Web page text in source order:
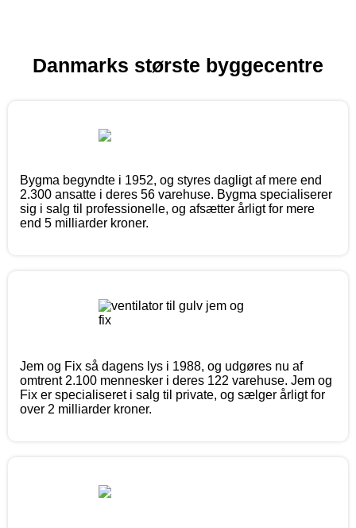
Danmarks største byggecentre
Bygma begyndte i 1952, og styres dagligt af mere end
2.300 ansatte i deres 56 varehuse. Bygma specialiserer
sig i salg til professionelle, og afsætter årligt for mere
end 5 milliarder kroner.
Jem og Fix så dagens lys i 1988, og udgøres nu af
omtrent 2.100 mennesker i deres 122 varehuse. Jem og
Fix er specialiseret i salg til private, og sælger årligt for
over 2 milliarder kroner.